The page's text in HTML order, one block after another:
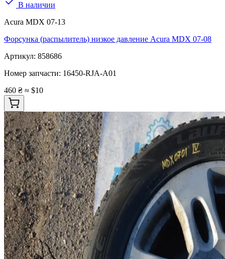
В наличии
Acura MDX 07-13
Форсунка (распылитель) низкое давление Acura MDX 07-08
Артикул: 858686
Номер запчасти: 16450-RJA-A01
460 ₴ ≈ $10